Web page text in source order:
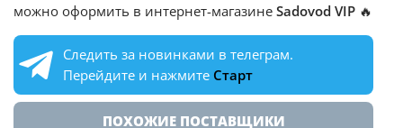
можно оформить в интернет-магазине Sadovod VIP 🔥
Следить за новинками в телеграм.
Перейдите и нажмите Старт
ПОХОЖИЕ ПОСТАВЩИКИ